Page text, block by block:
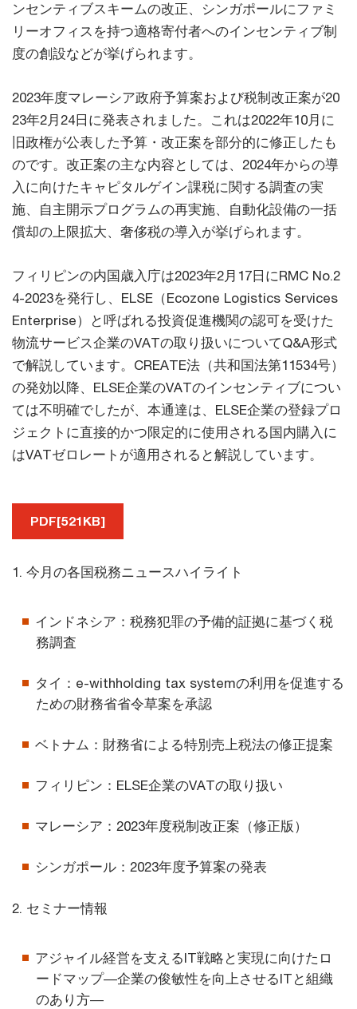
ンセンティブスキームの改正、シンガポールにファミ
リーオフィスを持つ適格寄付者へのインセンティブ制
度の創設などが挙げられます。
2023年度マレーシア政府予算案および税制改正案が20
23年2月24日に発表されました。これは2022年10月に
旧政権が公表した予算・改正案を部分的に修正したも
のです。改正案の主な内容としては、2024年からの導
入に向けたキャピタルゲイン課税に関する調査の実
施、自主開示プログラムの再実施、自動化設備の一括
償却の上限拡大、奢侈税の導入が挙げられます。
フィリピンの内国歳入庁は2023年2月17日にRMC No.2
4-2023を発行し、ELSE（Ecozone Logistics Services
Enterprise）と呼ばれる投資促進機関の認可を受けた
物流サービス企業のVATの取り扱いについてQ&A形式
で解説しています。CREATE法（共和国法第11534号）
の発効以降、ELSE企業のVATのインセンティブについ
ては不明確でしたが、本通達は、ELSE企業の登録プロ
ジェクトに直接的かつ限定的に使用される国内購入に
はVATゼロレートが適用されると解説しています。
PDF[521KB]
1. 今月の各国税務ニュースハイライト
インドネシア：税務犯罪の予備的証拠に基づく税
務調査
タイ：e-withholding tax systemの利用を促進する
ための財務省省令草案を承認
ベトナム：財務省による特別売上税法の修正提案
フィリピン：ELSE企業のVATの取り扱い
マレーシア：2023年度税制改正案（修正版）
シンガポール：2023年度予算案の発表
2. セミナー情報
アジャイル経営を支えるIT戦略と実現に向けたロ
ードマップ―企業の俊敏性を向上させるITと組織
のあり方―